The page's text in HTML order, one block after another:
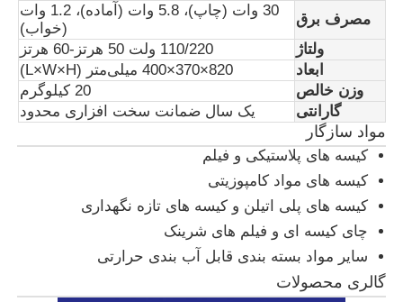
درخواست نقل قول
دستگاه مارک لیزر فیبر
دستگاه علامت گذاری لیزر دستی
دستگاه مارک لیزر CO2
دستگاه مارک لیزر UV
مصرف برق
30 وات (چاپ)، 5.8 وات (آماده)، 1.2 وات
(خواب)
ولتاژ
110/220 ولت 50 هرتز-60 هرتز
ابعاد
820×370×400 میلی‌متر (L×W×H)
وزن خالص
20 کیلوگرم
گارانتی
یک سال ضمانت سخت افزاری محدود
مواد سازگار
کیسه های پلاستیکی و فیلم
کیسه های مواد کامپوزیتی
کیسه های پلی اتیلن و کیسه های تازه نگهداری
چای کیسه ای و فیلم های شرینک
سایر مواد بسته بندی قابل آب بندی حرارتی
گالری محصولات